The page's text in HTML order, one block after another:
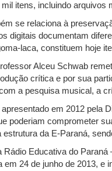
itens, incluindo arquivos
se relaciona à
digitais documentam
laca, constituem hoje
Alceu Schwab
crítica e por sua
a pesquisa musical, a
em 2012 pela
poderiam comprometer
da E-Paraná,
Educativa do
24 de junho de 2013, e